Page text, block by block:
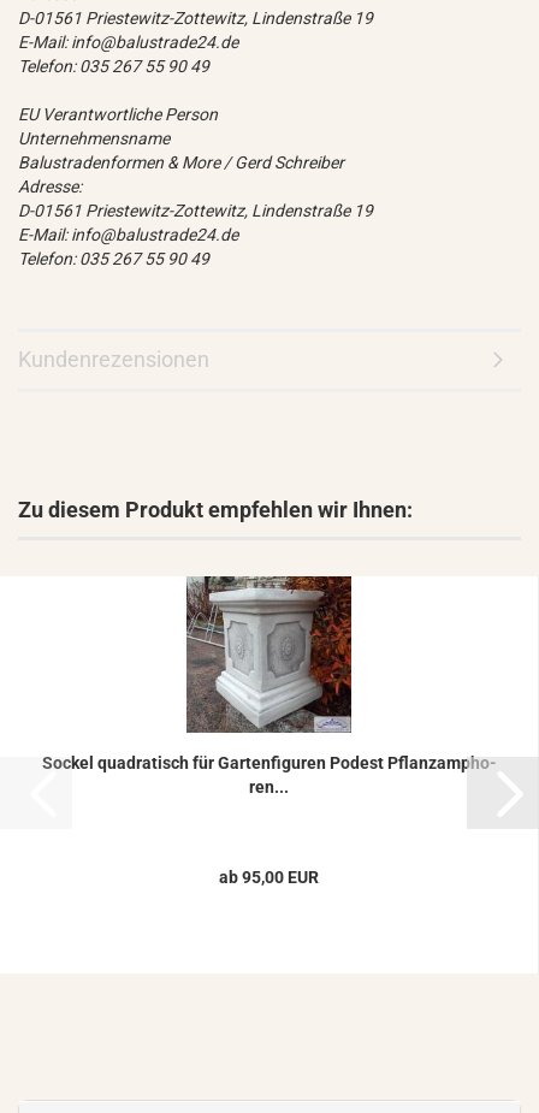
D-01561 Priestewitz-Zottewitz, Lindenstraße 19
E-Mail: info@balustrade24.de
Telefon: 035 267 55 90 49
EU Verantwortliche Person
Unternehmensname
Balustradenformen & More / Gerd Schreiber
Adresse:
D-01561 Priestewitz-Zottewitz, Lindenstraße 19
E-Mail: info@balustrade24.de
Telefon: 035 267 55 90 49
Kundenrezensionen
Zu diesem Produkt empfehlen wir Ihnen:
So­ckel qua­dra­tisch für Gar­ten­fi­gu­ren Po­dest Pflanz­am­pho­
ren...
ab 95,00 EUR